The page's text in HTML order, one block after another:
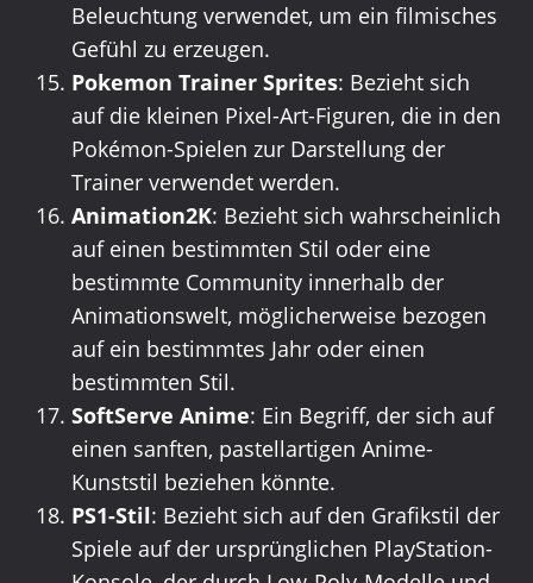
Beleuchtung verwendet, um ein filmisches
Gefühl zu erzeugen.
Pokemon Trainer Sprites: Bezieht sich
auf die kleinen Pixel-Art-Figuren, die in den
Pokémon-Spielen zur Darstellung der
Trainer verwendet werden.
Animation2K: Bezieht sich wahrscheinlich
auf einen bestimmten Stil oder eine
bestimmte Community innerhalb der
Animationswelt, möglicherweise bezogen
auf ein bestimmtes Jahr oder einen
bestimmten Stil.
SoftServe Anime: Ein Begriff, der sich auf
einen sanften, pastellartigen Anime-
Kunststil beziehen könnte.
PS1-Stil: Bezieht sich auf den Grafikstil der
Spiele auf der ursprünglichen PlayStation-